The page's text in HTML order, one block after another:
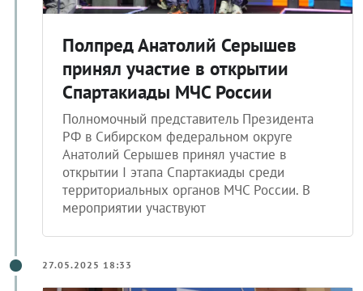
Полпред Анатолий Серышев
принял участие в открытии
Спартакиады МЧС России
Полномочный представитель Президента
РФ в Сибирском федеральном округе
Анатолий Серышев принял участие в
открытии I этапа Спартакиады среди
территориальных органов МЧС России. В
мероприятии участвуют
27.05.2025 18:33